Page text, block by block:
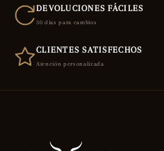
DEVOLUCIONES FÁCILES
30 días para cambios
CLIENTES SATISFECHOS
Atención personalizada